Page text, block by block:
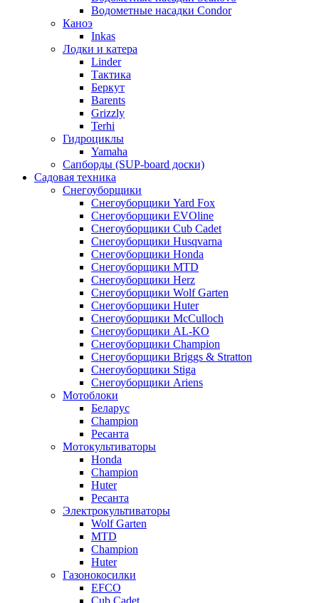
Водометные насадки Condor
Каноэ
Inkas
Лодки и катера
Linder
Тактика
Беркут
Barents
Grizzly
Terhi
Гидроциклы
Yamaha
Сапборды (SUP-board доски)
Садовая техника
Снегоуборщики
Снегоуборщики Yard Fox
Снегоуборщики EVOline
Снегоуборщики Cub Cadet
Снегоуборщики Husqvarna
Снегоуборщики Honda
Снегоуборщики MTD
Снегоуборщики Herz
Снегоуборщики Wolf Garten
Снегоуборщики Huter
Снегоуборщики McCulloch
Снегоуборщики AL-KO
Снегоуборщики Champion
Снегоуборщики Briggs & Stratton
Снегоуборщики Stiga
Снегоуборщики Ariens
Мотоблоки
Беларус
Champion
Ресанта
Мотокультиваторы
Honda
Champion
Huter
Ресанта
Электрокультиваторы
Wolf Garten
MTD
Champion
Huter
Газонокосилки
EFCO
Cub Cadet